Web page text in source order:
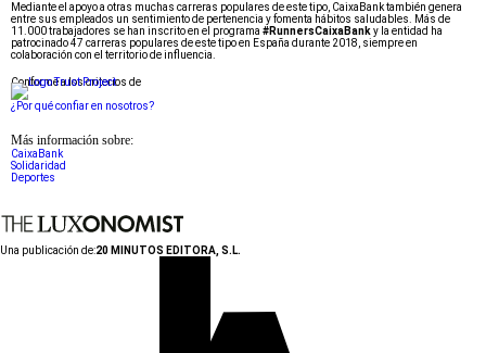
Mediante el apoyo a otras muchas carreras populares de este tipo, CaixaBank también genera
entre sus empleados un sentimiento de pertenencia y fomenta hábitos saludables. Más de
11.000 trabajadores se han inscrito en el programa #RunnersCaixaBanky la entidad ha
patrocinado 47 carreras populares de este tipo en España durante 2018, siempre en
colaboración con el territorio de influencia.
Conforme a los criterios de
¿Por qué confiar en nosotros?
Más información sobre:
CaixaBank
Solidaridad
Deportes
Una publicación de:20 MINUTOS EDITORA, S.L.